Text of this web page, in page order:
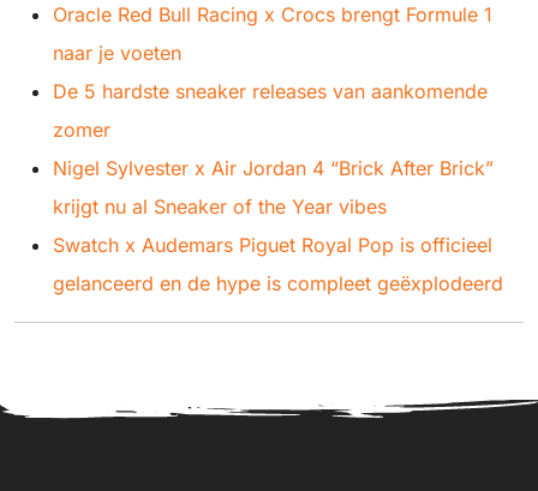
Oracle Red Bull Racing x Crocs brengt Formule 1
naar je voeten
De 5 hardste sneaker releases van aankomende
zomer
Nigel Sylvester x Air Jordan 4 “Brick After Brick”
krijgt nu al Sneaker of the Year vibes
Swatch x Audemars Piguet Royal Pop is officieel
gelanceerd en de hype is compleet geëxplodeerd